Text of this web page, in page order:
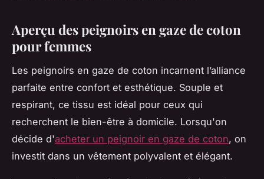
Aperçu des peignoirs en gaze de coton
pour femmes
Les peignoirs en gaze de coton incarnent l’alliance
parfaite entre confort et esthétique. Souple et
respirant, ce tissu est idéal pour ceux qui
recherchent le bien-être à domicile. Lorsqu'on
décide d'acheter un peignoir en gaze de coton, on
investit dans un vêtement polyvalent et élégant.